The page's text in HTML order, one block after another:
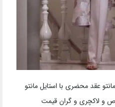
عقد محضری با استایل مانتو
و لاکچری و گران قیمت